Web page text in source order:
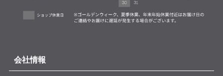
会社情報